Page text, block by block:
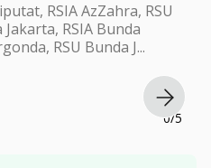
RSIA AzZahra, RSU
RSIA Bunda
RSU Bunda J...
0/5